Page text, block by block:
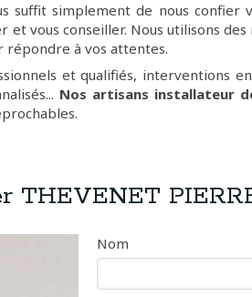
suffit simplement de nous
et vous conseiller. Nous utilisons
répondre à vos attentes.
et qualifiés, interventions
Nos artisans installateur
THEVENET
Nom